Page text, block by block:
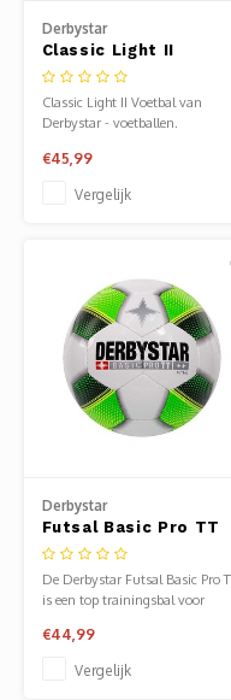
Derbystar
Classic Light II
Voetbal
Classic Light II Voetbal van
Derbystar - voetballen.
€45,99
Vergelijk
Derbystar
Futsal Basic Pro TT
Zaalvoetbal
De Derbystar Futsal Basic Pro
is een top trainingsbal voor
€44,99
Vergelijk